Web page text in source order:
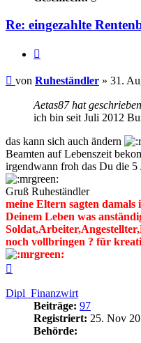
Re: eingezahlte
Beitrag
von Ruheständler » 31.
Aetas87 hat
ich bin seit Juli 2012
das kann sich auch ändern
Beamten auf Lebenszeit
irgendwann froh das Du die 5
Gruß Ruheständler
meine Eltern sagten
Deinem Leben was
noch vollbringen ? für
Dipl_Finanzwirt
Beiträge: 97
Registriert: 25. Nov
Behörde: